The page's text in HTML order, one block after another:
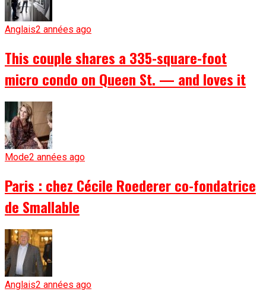
Anglais2 années ago
This couple shares a 335-square-foot
micro condo on Queen St. — and loves it
Mode2 années ago
Paris : chez Cécile Roederer co-fondatrice
de Smallable
Anglais2 années ago